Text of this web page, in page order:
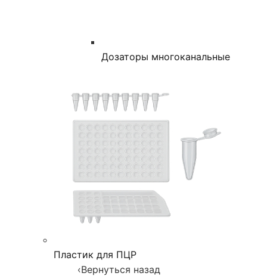
Дозаторы многоканальные
Пластик для ПЦР
‹Вернуться назад